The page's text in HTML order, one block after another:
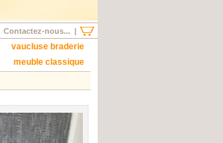
Contactez-nous... |
vaucluse braderie
meuble classique